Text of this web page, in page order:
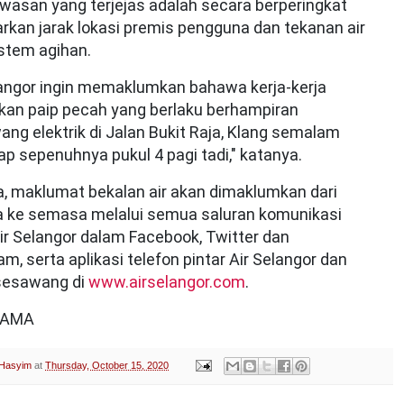
yang terjejas adalah secara berperingkat
jarak lokasi premis pengguna dan tekanan air
agihan.
ingin memaklumkan bahawa kerja-kerja
paip pecah yang berlaku berhampiran
elektrik di Jalan Bukit Raja, Klang semalam
sepenuhnya pukul 4 pagi tadi," katanya.
maklumat bekalan air akan dimaklumkan dari
ke semasa melalui semua saluran komunikasi
Selangor dalam Facebook, Twitter dan
serta aplikasi telefon pintar Air Selangor dan
di www.airselangor.com.
at Thursday, October 15, 2020